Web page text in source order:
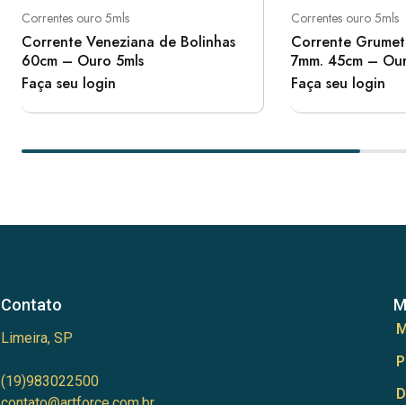
Correntes ouro 5mls
Corrente Veneziana de Bolinhas
60cm – Ouro 5mls
Faça seu login
Correntes ouro 5mls
Corrente
7mm. 45cm –
Faça seu login
Contato
Limeira, SP
(19)983022500